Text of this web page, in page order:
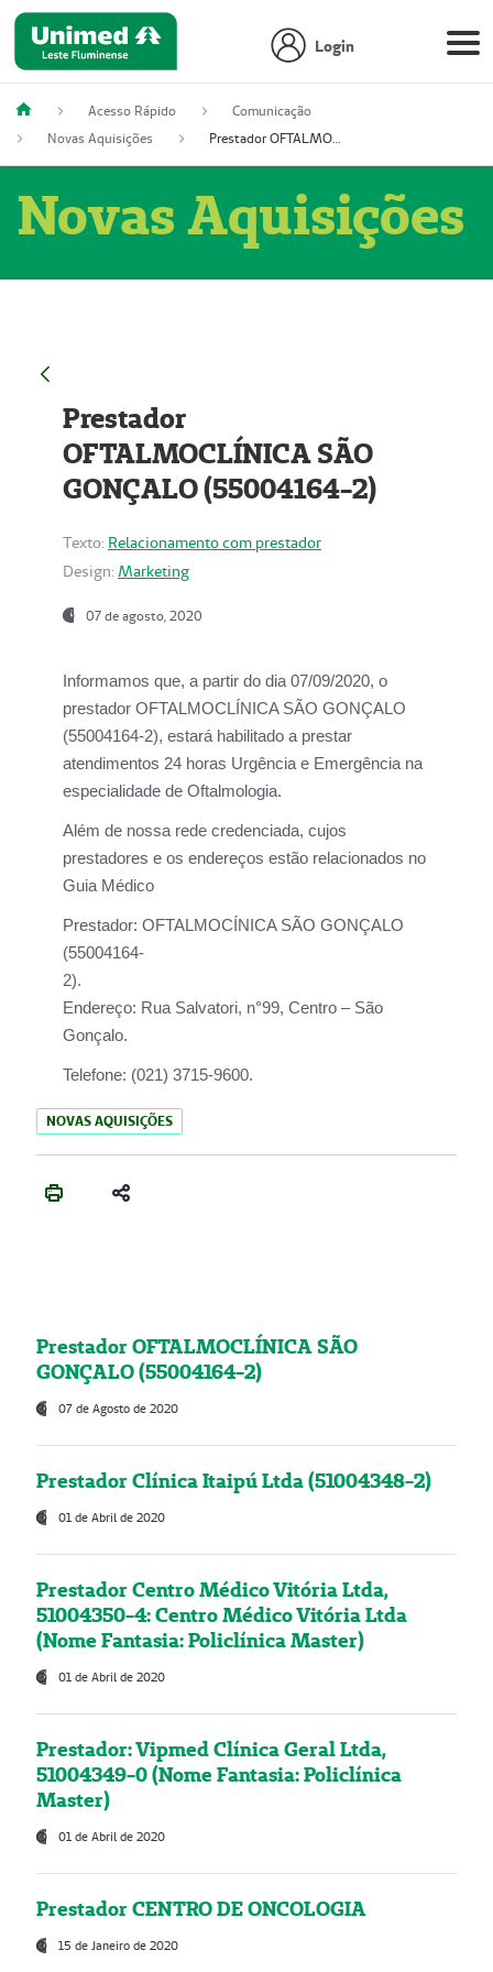
Login
Acesso Rápido
Comunicação
Novas Aquisições
Prestador OFTALMOCLÍNICA SÃO GONÇALO (55004164-2)
Novas Aquisições
Prestador
OFTALMOCLÍNICA SÃO
GONÇALO (55004164-2)
Texto: Relacionamento com prestador
Design: Marketing
07 de agosto, 2020
Informamos que, a partir do dia07/09/2020, o
prestador OFTALMOCLÍNICA SÃO GONÇALO
(55004164-2), estará habilitado a prestar
atendimentos 24 horas Urgência e Emergência na
especialidade de Oftalmologia.
Além de nossa rede credenciada, cujos
prestadores e os endereços estão relacionados no
Guia Médico
Prestador: OFTALMOCÍNICA SÃO GONÇALO
(55004164-
2).
Endereço: Rua Salvatori, n°99, Centro – São
Gonçalo.
Telefone: (021) 3715-9600.
NOVAS AQUISIÇÕES
Prestador OFTALMOCLÍNICA SÃO
GONÇALO (55004164-2)
07 de Agosto de 2020
Prestador Clínica Itaipú Ltda (51004348-2)
01 de Abril de 2020
Prestador Centro Médico Vitória Ltda,
51004350-4: Centro Médico Vitória Ltda
(Nome Fantasia: Policlínica Master)
01 de Abril de 2020
Prestador: Vipmed Clínica Geral Ltda,
51004349-0 (Nome Fantasia: Policlínica
Master)
01 de Abril de 2020
Prestador CENTRO DE ONCOLOGIA
15 de Janeiro de 2020